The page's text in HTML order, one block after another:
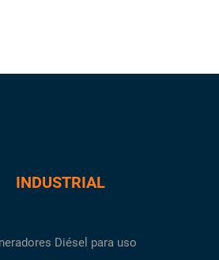
INDUSTRIAL
Diésel para uso